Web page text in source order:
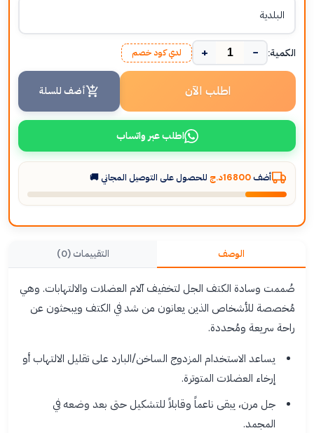
الكمية: −
+ لدي كود خصم
اطلب الآن أضف للسلة
اطلب عبر واتساب
أضف 16800د.ج للحصول على التوصيل المجاني 🚚
الوصف التقييمات (0)
صُممت وسادة الكتف الجل لتخفيف آلام العضلات والالتهابات. وهي
مُخصصة للأشخاص الذين يعانون من شد في الكتف ويبحثون عن
راحة سريعة ومُحددة.
يساعد الاستخدام المزدوج الساخن/البارد على تقليل الالتهاب أو
إرخاء العضلات المتوترة.
جل مرن، يبقى ناعماً وقابلاً للتشكيل حتى بعد وضعه في
المجمد.